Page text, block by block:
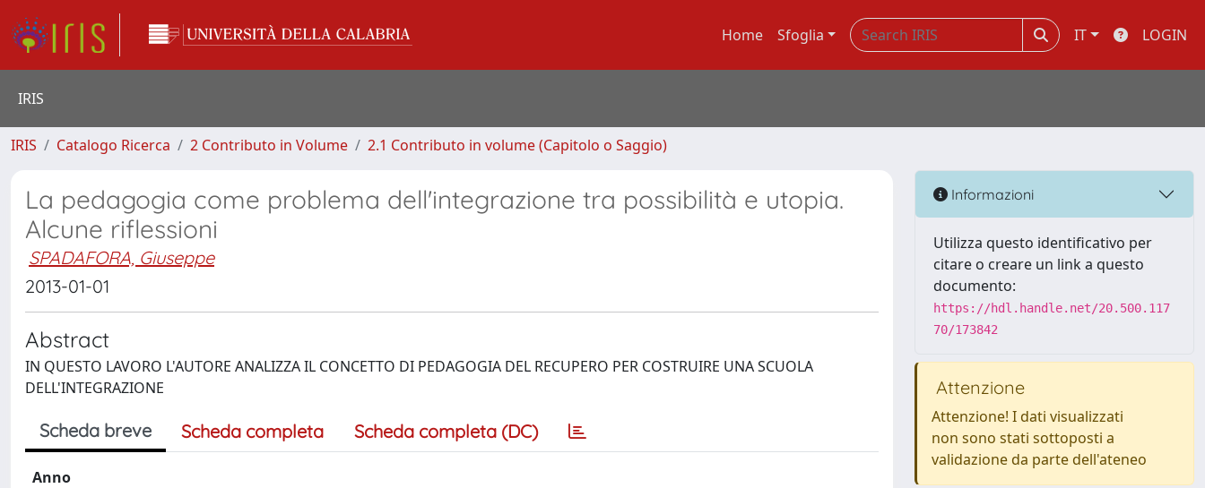
Home Sfoglia IT LOGIN
IRIS
IRIS Catalogo Ricerca 2 Contributo in Volume 2.1 Contributo in volume (Capitolo o Saggio)
La pedagogia come problema dell'integrazione tra possibilità e utopia.
Alcune riflessioni
SPADAFORA, Giuseppe
2013-01-01
Abstract
IN QUESTO LAVORO L'AUTORE ANALIZZA IL CONCETTO DI PEDAGOGIA DEL RECUPERO PER COSTRUIRE UNA SCUOLA
DELL'INTEGRAZIONE
Scheda breve Scheda completa Scheda completa (DC)
Anno
Informazioni
Utilizza questo identificativo per
citare o creare un link a questo
documento:
https://hdl.handle.net/20.500.117
70/173842
Attenzione
Attenzione! I dati visualizzati
non sono stati sottoposti a
validazione da parte dell'ateneo